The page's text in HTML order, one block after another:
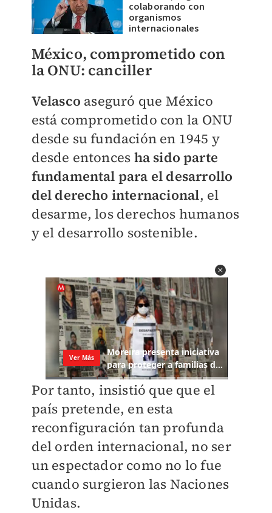
colaborando con
organismos
internacionales
México, comprometido con
la ONU: canciller
Velasco aseguró que México
está comprometido con la ONU
desde su fundación en 1945 y
desde entonces ha sido parte
fundamental para el desarrollo
del derecho internacional, el
desarme, los derechos humanos
y el desarrollo sostenible.
Por tanto, insistió que que el
país pretende, en esta
reconfiguración tan profunda
del orden internacional, no ser
un espectador como no lo fue
cuando surgieron las Naciones
Unidas.